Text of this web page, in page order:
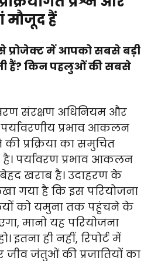
मौजूद हैं
से प्रोजेक्ट में आपको सबसे बड़ी
हैं? किन पहलुओं की सबसे
संरक्षण अधिनियम और
प्रभाव आकलन
की प्रक्रिया का समुचित
पर्यावरण प्रभाव आकलन
बेहद खराब है। उदाहरण के
गया है कि इस परियोजना
को यमुना तक पहुंचने के
मानो यह परियोजना
इतना ही नहीं, रिपोर्ट में
जंतुओं की प्रजातियों का